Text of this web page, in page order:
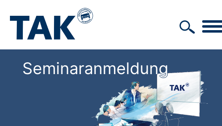
Seminaranmeldung